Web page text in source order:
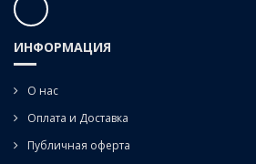
ИНФОРМАЦИЯ
О нас
Оплата и Доставка
Публичная оферта